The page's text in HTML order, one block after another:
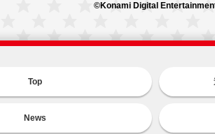
©Konami Digital
Top
News